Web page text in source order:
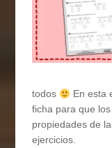
todos
En esta
ficha para que
propiedades de
ejercicios.